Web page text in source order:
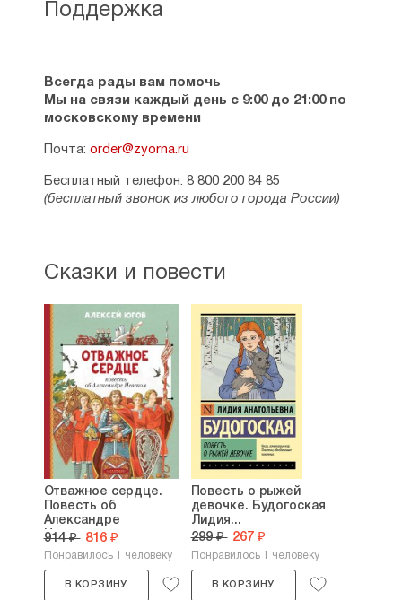
Поддержка
Всегда рады вам помочь
Мы на связи каждый день с 9:00 до 21:00 по
московскому времени
Почта: order@zyorna.ru
Бесплатный телефон: 8 800 200 84 85
(бесплатный звонок из любого города России)
Сказки и повести
Отважное сердце.
Повесть об
Александре
Невском....
914 ₽ 816 ₽
Понравилось 1 человеку
В КОРЗИНУ
Повесть о рыжей
девочке. Будогоская
Лидия...
299 ₽ 267 ₽
Понравилось 1 человеку
В КОРЗИНУ